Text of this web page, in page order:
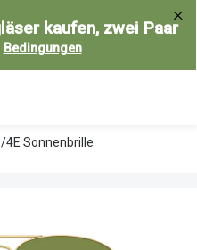
kaufen, zwei Paar
Bedingungen
4E Sonnenbrille